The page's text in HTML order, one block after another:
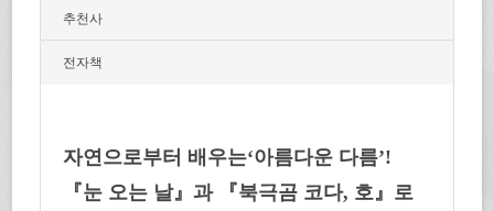
추천사
전자책
자연으로부터 배우는‘아름다운 다름’!
『눈 오는 날』과 『북극곰 코다, 호』로